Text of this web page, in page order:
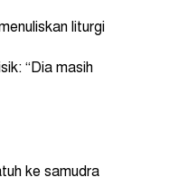
liturgi
“Dia masih
ke samudra